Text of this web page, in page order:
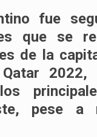
fue
que se
de la
2022,
, pese a